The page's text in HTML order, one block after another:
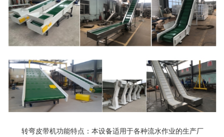
转弯皮带机功能特点：本设备适用于各种流水作业的生产厂